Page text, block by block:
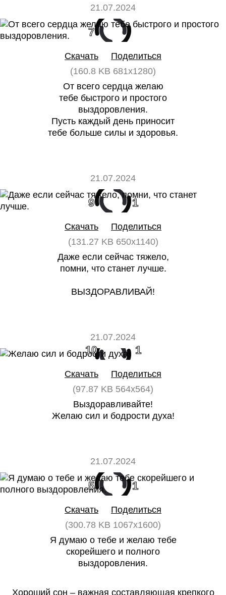
21.07.2024
7
Скачать
Поделиться
(160.8 KB 681x1280)
От всего сердца желаю
тебе быстрого и простого
выздоровления.
Пусть каждый день приносит
тебе больше силы и здоровья.
21.07.2024
9 1
Скачать
Поделиться
(131.27 KB 650x1140)
Даже если сейчас тяжело,
помни, что станет лучше.
ВЫЗДОРАВЛИВАЙ!
21.07.2024
10 1
Скачать
Поделиться
(97.87 KB 564x564)
Выздоравливайте!
Желаю сил и бодрости духа!
21.07.2024
5 1
Скачать
Поделиться
(300.78 KB 1067x1600)
Я думаю о тебе и желаю тебе
скорейшего и полного
выздоровления.
Хороший сон – важная составляющая крепкого